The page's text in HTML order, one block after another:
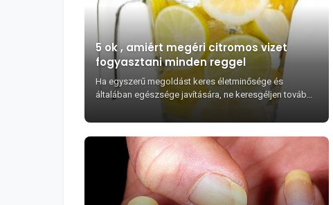
5 ok , amiért megéri citromos vizet
fogyasztani minden reggel
Ha egyszerű megoldást keres életminősége és
általában egészsége javítására, ne keresgéljen tovább.
reggel...